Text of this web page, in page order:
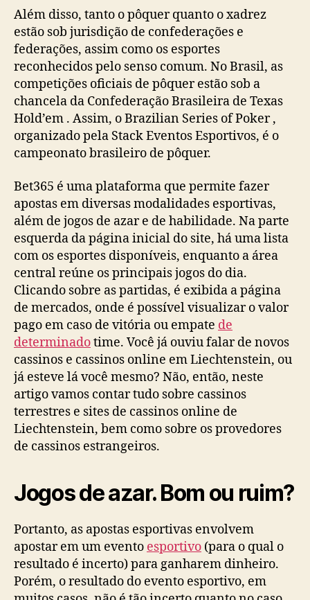
Além disso, tanto o pôquer quanto o xadrez
estão sob jurisdição de confederações e
federações, assim como os esportes
reconhecidos pelo senso comum. No Brasil, as
competições oficiais de pôquer estão sob a
chancela da Confederação Brasileira de Texas
Hold’em . Assim, o Brazilian Series of Poker ,
organizado pela Stack Eventos Esportivos, é o
campeonato brasileiro de pôquer.
Bet365 é uma plataforma que permite fazer
apostas em diversas modalidades esportivas,
além de jogos de azar e de habilidade. Na parte
esquerda da página inicial do site, há uma lista
com os esportes disponíveis, enquanto a área
central reúne os principais jogos do dia.
Clicando sobre as partidas, é exibida a página
de mercados, onde é possível visualizar o valor
pago em caso de vitória ou empate de
determinadotime. Você já ouviu falar de novos
cassinos e cassinos online em Liechtenstein, ou
já esteve lá você mesmo? Não, então, neste
artigo vamos contar tudo sobre cassinos
terrestres e sites de cassinos online de
Liechtenstein, bem como sobre os provedores
de cassinos estrangeiros.
Jogos de azar. Bom ou ruim?
Portanto, as apostas esportivas envolvem
apostar em um evento esportivo (para o qual o
resultado é incerto) para ganharem dinheiro.
Porém, o resultado do evento esportivo, em